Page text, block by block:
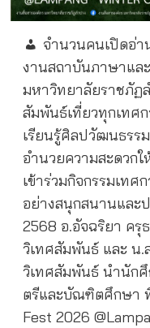
จำนวนคนเปิดอ่า
งานสถาบันภาษาแล
มหาวิทยาลัยราชภัฏ
สัมพันธ์เที่ยวทุกเทศก
เรียนรู้ศิลปวัฒนธรร
อำนวยความสะดวก
เข้าร่วมกิจกรรมเทศ
อย่างสนุกสนานและ
2568 อ.อัจฉริยา ครุ
วิเทศสัมพันธ์ และ น
วิเทศสัมพันธ์ นำนัก
ตรีและบัณฑิตศึกษา
Fest 2026